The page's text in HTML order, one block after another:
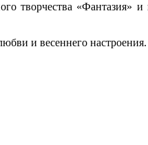
творчества
и весеннего настроения.